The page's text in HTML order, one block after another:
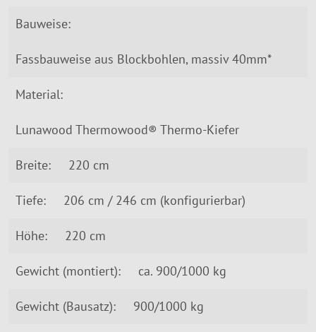
Bauweise:
Fassbauweise aus Blockbohlen, massiv 40mm*
Material:
Lunawood Thermowood® Thermo-Kiefer
Breite: 220 cm
Tiefe: 206 cm / 246 cm (konfigurierbar)
Höhe: 220 cm
Gewicht (montiert): ca. 900/1000 kg
Gewicht (Bausatz): 900/1000 kg